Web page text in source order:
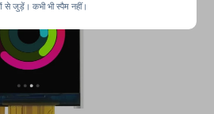
से जुड़ें। कभी भी स्पैम नहीं।